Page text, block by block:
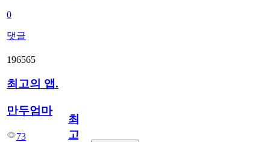
0
댓글
196565
최고의 앱.
만두엄마
73
최
고